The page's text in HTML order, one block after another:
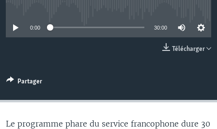
0:00 30:00
Télécharger
Partager
Le programme phare du service francophone dure 30